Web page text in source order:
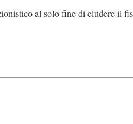
al solo fine di eludere il